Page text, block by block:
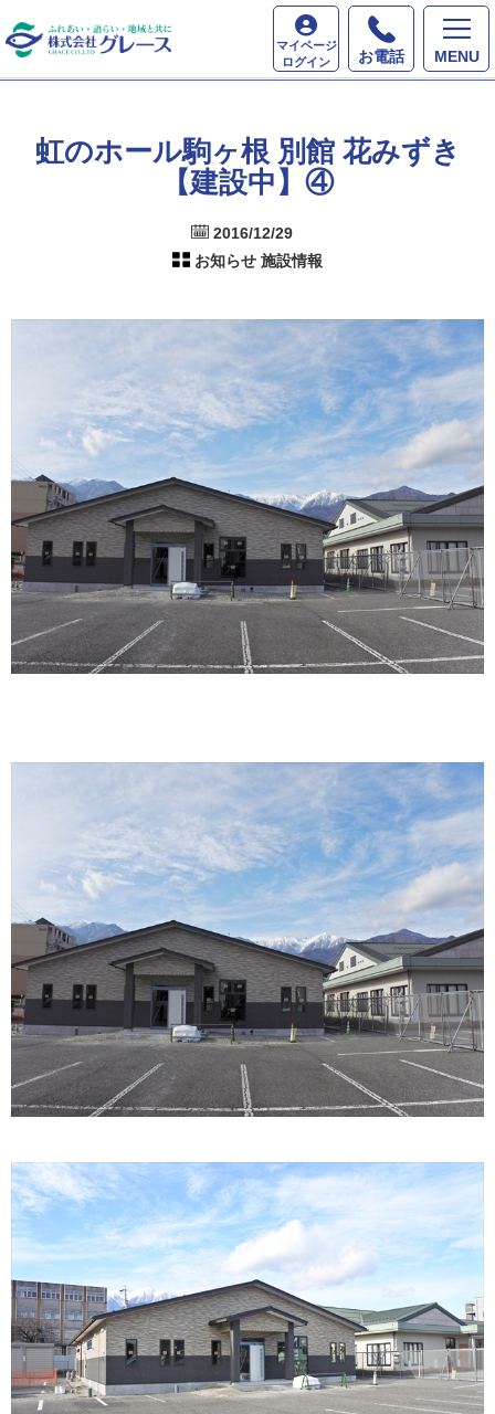
MENU
お電話
マイページ
ログイン
ホーム 最新情報
虹のホール駒ヶ根 別館 花みずき
【建設中】④
虹のホール駒ヶ根 別館 花みずき
【建設中】④
2016/12/29
お知らせ 施設情報